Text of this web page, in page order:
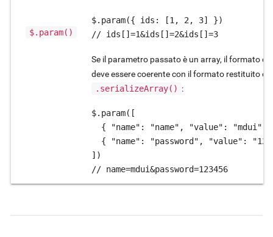
$.param()
$.param({ ids: [1, 2, 3] })
// ids[]=1&ids[]=2&ids[]=3
Se il parametro passato è un array, il formato
deve essere coerente con il formato restituito da
.serializeArray() :
$.param([
{ "name": "name", "value": "mdui"
{ "name": "password", "value":
])
// name=mdui&password=123456